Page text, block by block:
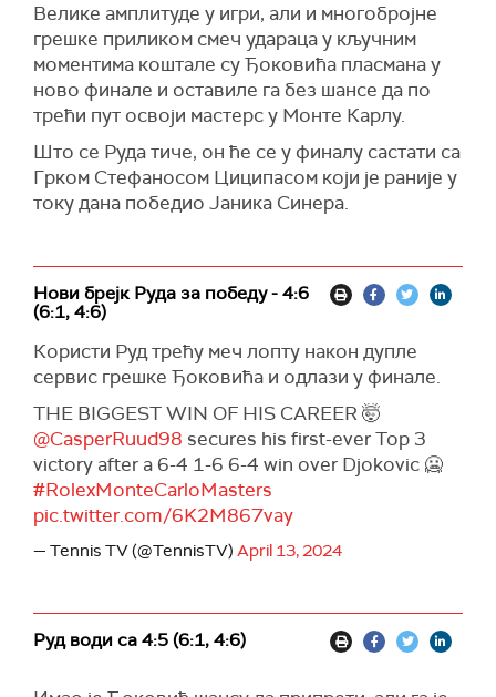
Велике амплитуде у игри, али и многобројне
грешке приликом смеч удараца у кључним
моментима коштале су Ђоковића пласмана у
ново финале и оставиле га без шансе да по
трећи пут освоји мастерс у Монте Карлу.
Што се Руда тиче, он ће се у финалу састати са
Грком Стефаносом Циципасом који је раније у
току дана победио Јаника Синера.
Нови брејк Руда за победу - 4:6
(6:1, 4:6)
Користи Руд трећу меч лопту након дупле
сервис грешке Ђоковића и одлази у финале.
THE BIGGEST WIN OF HIS CAREER 🤯
@CasperRuud98 secures his first-ever Top 3
victory after a 6-4 1-6 6-4 win over Djokovic 🥶
#RolexMonteCarloMasters
pic.twitter.com/6K2M867vay
— Tennis TV (@TennisTV) April 13, 2024
Руд води са 4:5 (6:1, 4:6)